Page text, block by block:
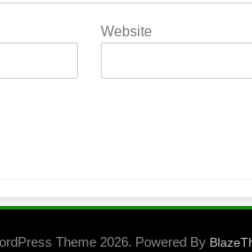
Website
Theme 2026. Powered By